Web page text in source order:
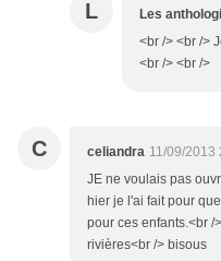
L Les
<br /> <br />
<br /> <br />
C celiandra 11/09/2013
JE ne voulais pas
hier je l'ai fait pour
pour ces enfants.<br /
rivières<br /> bisous